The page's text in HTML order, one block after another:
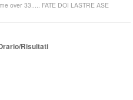
over 33..... FATE DOI LASTRE ASE
Risultati